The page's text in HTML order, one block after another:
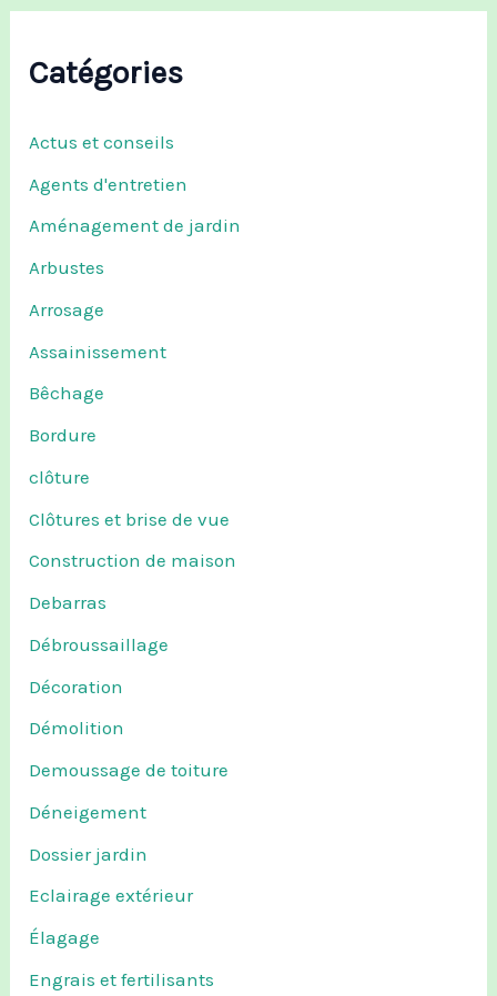
Catégories
Actus et conseils
Agents d'entretien
Aménagement de jardin
Arbustes
Arrosage
Assainissement
Bêchage
Bordure
clôture
Clôtures et brise de vue
Construction de maison
Debarras
Débroussaillage
Décoration
Démolition
Demoussage de toiture
Déneigement
Dossier jardin
Eclairage extérieur
Élagage
Engrais et fertilisants